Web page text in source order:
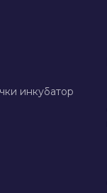
инкубатор